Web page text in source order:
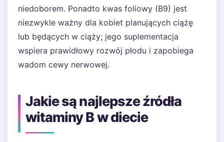
niedoborem. Ponadto kwas foliowy (B9) jest
niezwykle ważny dla kobiet planujących ciążę
lub będących w ciąży; jego suplementacja
wspiera prawidłowy rozwój płodu i zapobiega
wadom cewy nerwowej.
Jakie są najlepsze źródła
witaminy B w diecie